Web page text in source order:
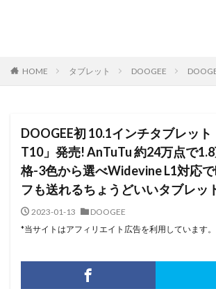
HOME タブレット DOOGEE
DOOGEE初 10.1インチタブレット
T10」発売! AnTuTu 約24万点で
格-3色から選べWidevine L1対応
フも送れるちょうどいいタブレッ
2023-01-13
DOOGEE
*当サイトはアフィリエイト広告を利用しています。